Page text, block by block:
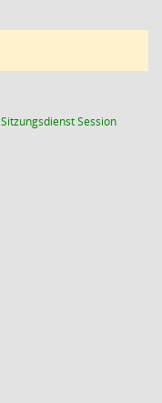
SitzungsdienstSession(Wird in